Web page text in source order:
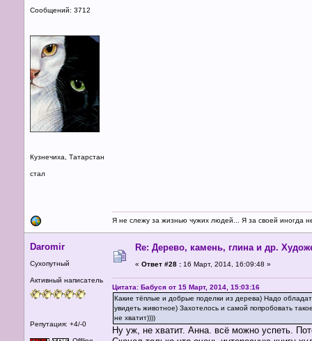
Сообщений: 3712
Кузнечиха, Татарстан
стал
Я не слежу за жизнью чужих людей... Я за своей иногда
Daromir
Сухопутный
Активный написатель
Репутация: +4/-0
Re: Дерево, камень, глина и др.
« Ответ #28 : 16 Март, 2014, 16:09:48 »
Цитата: Бабуся от 15 Март, 2014, 15:03:16
Какие тёплые и добрые поделки из дерева) Надо
увидеть животное) Захотелось и самой попробовать
не хватит))))
Ну уж, не хватит. Анна. всё можно успеть.